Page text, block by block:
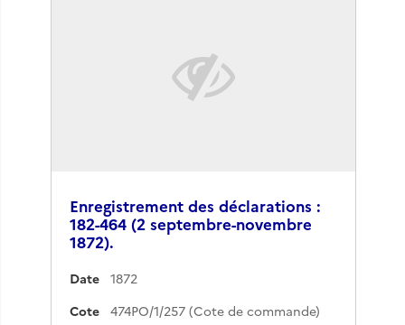
Enregistrement des déclarations :
182-464 (2 septembre-novembre
1872).
Date
1872
Cote
474PO/1/257 (Cote de commande)